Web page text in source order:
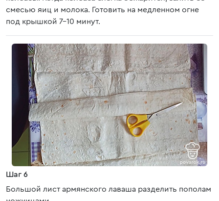
смесью яиц и молока. Готовить на медленном огне
под крышкой 7-10 минут.
Шаг 6
Большой лист армянского лаваша разделить пополам